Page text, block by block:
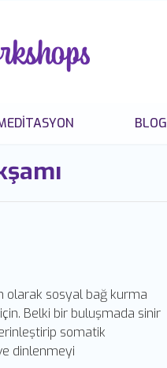
BLOG
olarak sosyal bağ kurma
Belki bir buluşmada sinir
somatik
dinlenmeyi